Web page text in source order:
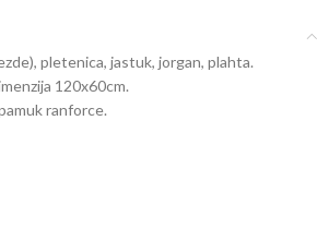
pletenica, jastuk, jorgan, plahta.
120x60cm.
ranforce.